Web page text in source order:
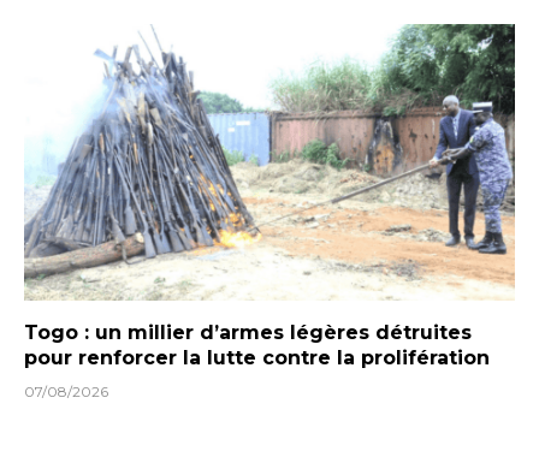
Togo : un millier d’armes légères détruites
pour renforcer la lutte contre la prolifération
07/08/2026